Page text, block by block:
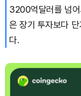
3200억달러를 넘어
은 장기 투자보다
다.